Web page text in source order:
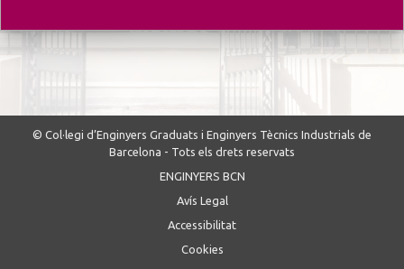
© Col·legi d’Enginyers Graduats i Enginyers Tècnics Industrials de
Barcelona - Tots els drets reservats
ENGINYERS BCN
Avís Legal
Accessibilitat
Cookies